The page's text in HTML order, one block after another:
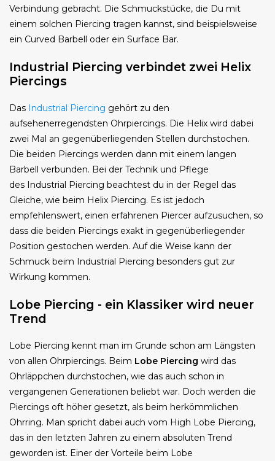
Verbindung gebracht. Die Schmuckstücke, die Du mit
einem solchen Piercing tragen kannst, sind beispielsweise
ein Curved Barbell oder ein Surface Bar.
Industrial Piercing verbindet zwei Helix
Piercings
Das Industrial Piercing gehört zu den
aufsehenerregendsten Ohrpiercings. Die Helix wird dabei
zwei Mal an gegenüberliegenden Stellen durchstochen.
Die beiden Piercings werden dann mit einem langen
Barbell verbunden. Bei der Technik und Pflege
des Industrial Piercing beachtest du in der Regel das
Gleiche, wie beim Helix Piercing. Es ist jedoch
empfehlenswert, einen erfahrenen Piercer aufzusuchen, so
dass die beiden Piercings exakt in gegenüberliegender
Position gestochen werden. Auf die Weise kann der
Schmuck beim Industrial Piercing besonders gut zur
Wirkung kommen.
Lobe Piercing - ein Klassiker wird neuer
Trend
Lobe Piercing kennt man im Grunde schon am Längsten
von allen Ohrpiercings. Beim Lobe Piercing wird das
Ohrläppchen durchstochen, wie das auch schon in
vergangenen Generationen beliebt war. Doch werden die
Piercings oft höher gesetzt, als beim herkömmlichen
Ohrring. Man spricht dabei auch vom High Lobe Piercing,
das in den letzten Jahren zu einem absoluten Trend
geworden ist. Einer der Vorteile beim Lobe